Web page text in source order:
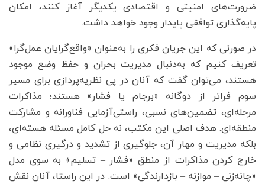
ضرورت‌های امنیتی و اقتصادی یکدیگر آغاز کنند، امکان
پایه‌گذاری توافقی پایدار وجود خواهد داشت.
در صورتی که این جریان فکری را به‌عنوان «واقع‌گرایان عمل‌گرا»
تعریف کنیم که به‌دنبال مدیریت بحران و حفظ وضع موجود
هستند، می‌توان گفت که آنان در پی نظریه‌پردازی برای مسیر
سوم فراتر از دوگانه «برجام یا فشار» هستند؛ مذاکرات
مرحله‌ای، تضمین‌های نسبی، راستی‌آزمایی فناورانه و مشارکت
منطقه‌ای. هدف اصلی این مکتب، نه حل کامل مسئله هسته‌ای،
بلکه مدیریت و مهار آن، جلوگیری از تشدید و درگیری نظامی و
خارج کردن مذاکرات از منطق «فشار – تسلیم» به سوی مدل
«چانه‌زنی – موازنه – بازدارندگی» است. در این راستا، آنان نقش